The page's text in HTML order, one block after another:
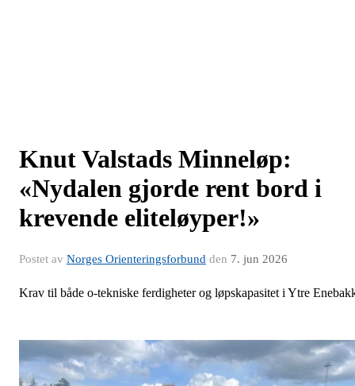
Knut Valstads Minneløp:
«Nydalen gjorde rent bord i
krevende eliteløyper!»
Postet av Norges Orienteringsforbund den 7. jun 2026
Krav til både o-tekniske ferdigheter og løpskapasitet i Ytre